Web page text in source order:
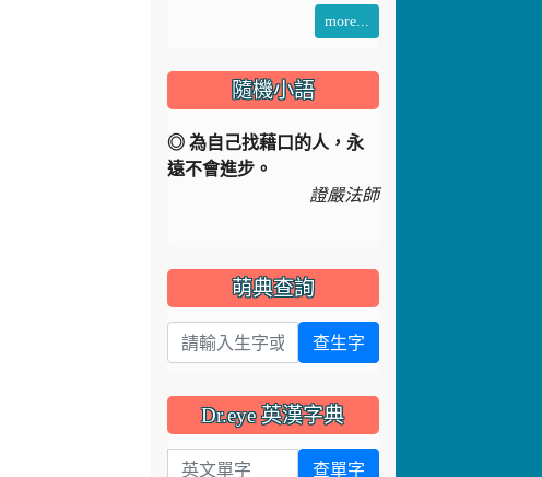
遠不會進步。
證嚴法師
萌典查詢
Dr.eye 英漢字典
維基百科查詢